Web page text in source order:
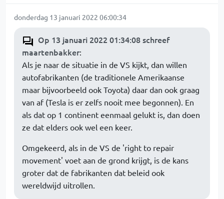
donderdag 13 januari 2022 06:00:34
Op 13 januari 2022 01:34:08 schreef
maartenbakker:
Als je naar de situatie in de VS kijkt, dan willen
autofabrikanten (de traditionele Amerikaanse
maar bijvoorbeeld ook Toyota) daar dan ook graag
van af (Tesla is er zelfs nooit mee begonnen). En
als dat op 1 continent eenmaal gelukt is, dan doen
ze dat elders ook wel een keer.
Omgekeerd, als in de VS de 'right to repair
movement' voet aan de grond krijgt, is de kans
groter dat de fabrikanten dat beleid ook
wereldwijd uitrollen.